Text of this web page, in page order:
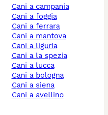
cani a campania
cani a foggia
cani a ferrara
cani a mantova
cani a liguria
cani a la spezia
cani a lucca
cani a bologna
cani a siena
cani a avellino